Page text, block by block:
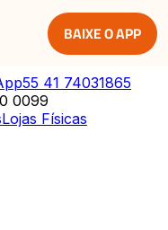
BAIXE O APP
55 41 74031865
0099
Lojas Físicas